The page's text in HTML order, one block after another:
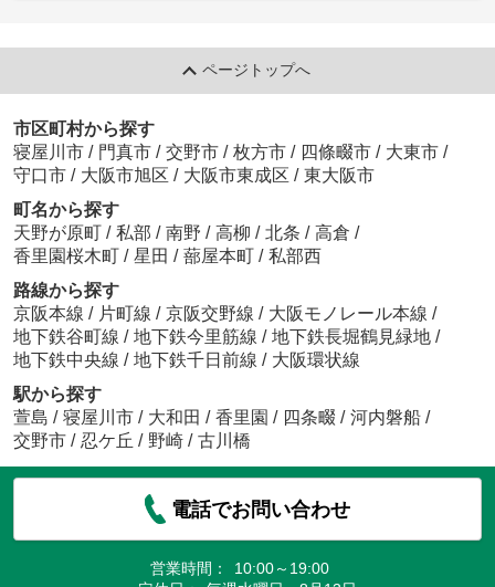
ページトップへ
市区町村から探す
寝屋川市 / 門真市 / 交野市 / 枚方市 / 四條畷市 / 大東市 /
守口市 / 大阪市旭区 / 大阪市東成区 / 東大阪市
町名から探す
天野が原町 / 私部 / 南野 / 高柳 / 北条 / 高倉 /
香里園桜木町 / 星田 / 蔀屋本町 / 私部西
路線から探す
京阪本線 / 片町線 / 京阪交野線 / 大阪モノレール本線 /
地下鉄谷町線 / 地下鉄今里筋線 / 地下鉄長堀鶴見緑地 /
地下鉄中央線 / 地下鉄千日前線 / 大阪環状線
駅から探す
萱島 / 寝屋川市 / 大和田 / 香里園 / 四条畷 / 河内磐船 /
交野市 / 忍ケ丘 / 野崎 / 古川橋
電話でお問い合わせ
営業時間：
10:00～19:00